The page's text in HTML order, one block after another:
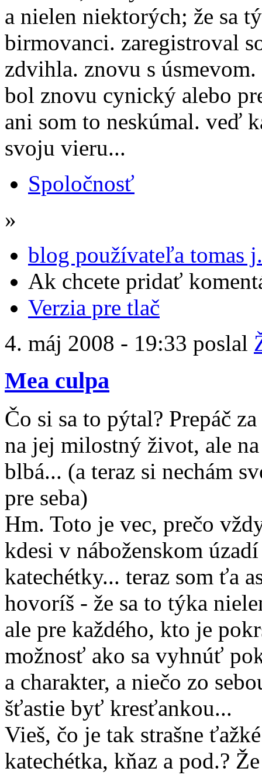
a nielen niektorých; že sa
birmovanci. zaregistroval
zdvihla. znovu s
bol znovu cynický alebo
ani som to neskúmal. veď
svoju vieru...
Spoločnosť
»
blog používateľa tomas
Ak chcete pridať
Verzia pre tlač
4. máj 2008 - 19:33 poslal
Mea culpa
Čo si sa to pýtal? Prepáč
na jej milostný život, ale
blbá... (a teraz si nechám
pre seba)
Hm. Toto je vec, prečo
kdesi v náboženskom
katechétky... teraz som ťa
hovoríš - že sa to týka
ale pre každého, kto je
možnosť ako sa vyhnúť
a charakter, a niečo zo
šťastie byť kresťankou...
Vieš, čo je tak strašne
katechétka, kňaz a pod.?